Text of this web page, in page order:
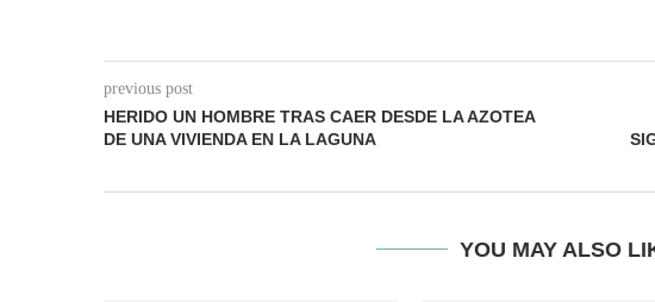
previous post
HERIDO UN HOMBRE TRAS CAER DESDE LA AZOTEA
DE UNA VIVIENDA EN LA LAGUNA
YOU MAY ALSO